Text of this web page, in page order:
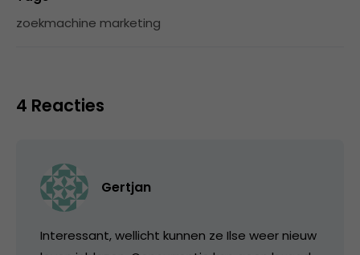
zoekmachine marketing
4 Reacties
Gertjan
Interessant, wellicht kunnen ze Ilse weer nieuw